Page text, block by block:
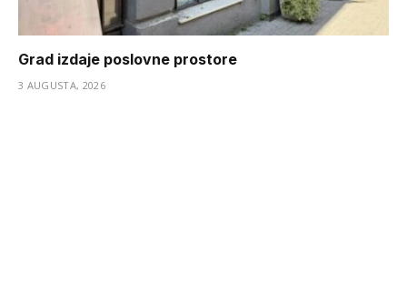
Grad izdaje poslovne prostore
3 AUGUSTA, 2026